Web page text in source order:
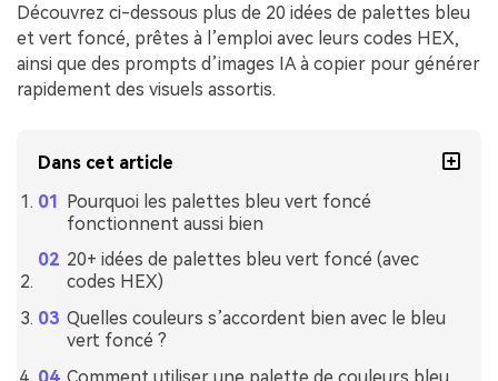
Découvrez ci-dessous plus de 20 idées de palettes bleu
et vert foncé, prêtes à l’emploi avec leurs codes HEX,
ainsi que des prompts d’images IA à copier pour générer
rapidement des visuels assortis.
Dans cet article
Pourquoi les palettes bleu vert foncé
fonctionnent aussi bien
20+ idées de palettes bleu vert foncé (avec
codes HEX)
Quelles couleurs s’accordent bien avec le bleu
vert foncé ?